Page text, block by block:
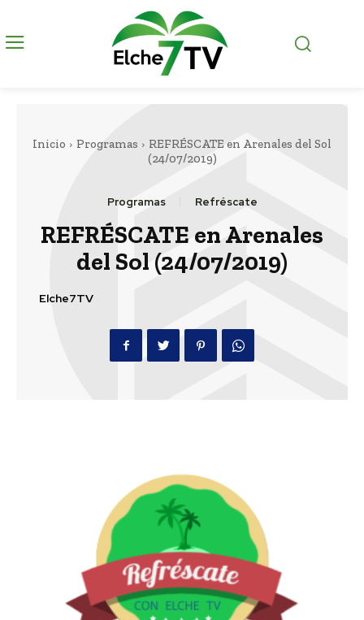
Inicio Programas
REFRÉSCATE en Arenales del Sol
(24/07/2019)
Programas Refréscate
REFRÉSCATE en Arenales
del Sol (24/07/2019)
Elche7TV